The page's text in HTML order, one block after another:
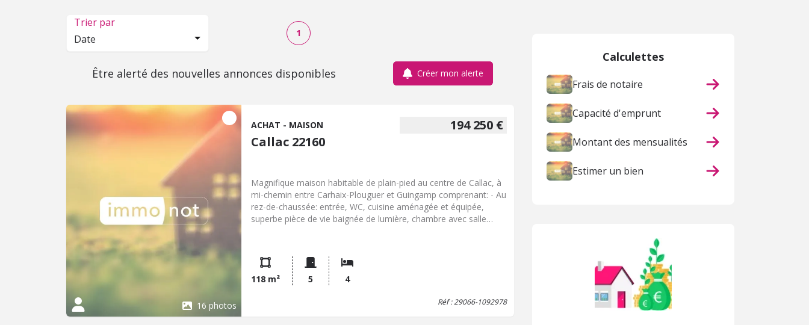
Trier par
Date
1
Être alerté des nouvelles annonces disponibles Créer mon alerte
16 photos
194 250 €
ACHAT - MAISON
Callac 22160
Magnifique maison habitable de plain-pied au centre de Callac, à
mi-chemin entre Carhaix-Plouguer et Guingamp comprenant: - Au
rez-de-chaussée: entrée, WC, cuisine aménagée et équipée,
superbe pièce de vie baignée de lumière, chambre avec salle
agréable terrasse exposée sud et une seconde à l'avant de la
maison.
118 m²
5 4
Réf : 29066-1092978
Calculettes
Frais de notaire
Capacité d'emprunt
Montant des mensualités
Estimer un bien